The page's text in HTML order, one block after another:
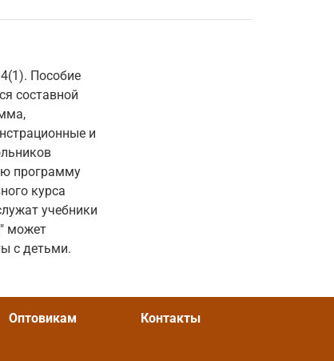
Пособие
составной
и
программу
курса
учебники
может
с детьми.
Оптовикам Контакты